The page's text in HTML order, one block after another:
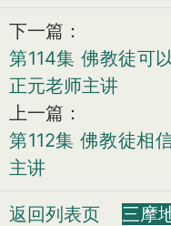
下一篇：
第114集 佛教徒可
正元老师主讲
上一篇：
第112集 佛教徒相
主讲
返回列表页 三摩